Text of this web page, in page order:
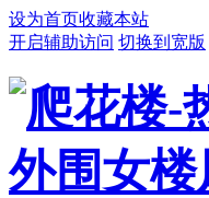
设为首页收藏本站
开启辅助访问 切换到宽版